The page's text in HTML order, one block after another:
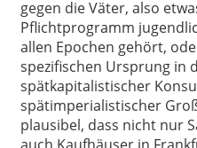
gegen die Väter, also
Pflichtprogramm
allen Epochen gehört,
spezifischen Ursprung in
spätkapitalistischer
spätimperialistischer
plausibel, dass nicht nur